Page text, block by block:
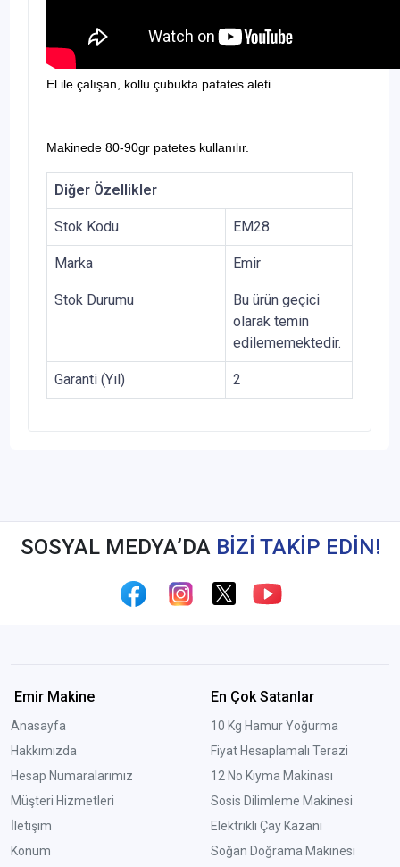
El ile çalışan, kollu çubukta patates aleti
Makinede 80-90gr patetes kullanılır.
Diğer Özellikler
Stok Kodu EM28
Marka Emir
Stok Durumu
Bu ürün geçici
olarak temin
edilememektedir.
Garanti (Yıl) 2
SOSYAL MEDYA’DA BİZİ TAKİP EDİN!
Emir Makine
Anasayfa
Hakkımızda
Hesap Numaralarımız
Müşteri Hizmetleri
İletişim
Konum
En Çok Satanlar
10 Kg Hamur Yoğurma
Fiyat Hesaplamalı Terazi
12 No Kıyma Makinası
Sosis Dilimleme Makinesi
Elektrikli Çay Kazanı
Soğan Doğrama Makinesi